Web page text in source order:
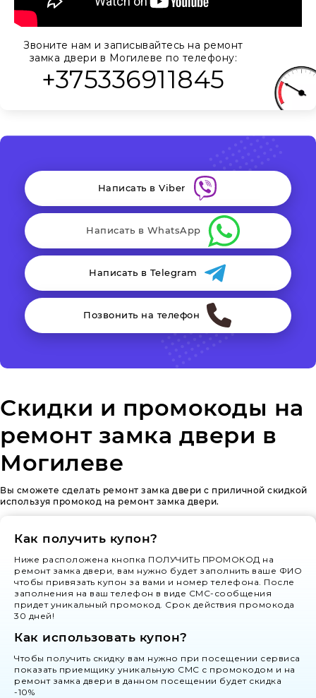
Звоните нам и записывайтесь на ремонт
замка двери в Могилеве по телефону:
+375336911845
Написать в Viber
Написать в WhatsApp
Написать в Telegram
Позвонить на телефон
Скидки и промокоды на
ремонт замка двери в
Могилеве
Вы сможете сделать ремонт замка двери с приличной скидкой
используя промокод на ремонт замка двери.
Как получить купон?
Ниже расположена кнопка ПОЛУЧИТЬ ПРОМОКОД на
ремонт замка двери, вам нужно будет заполнить ваше ФИО
чтобы привязать купон за вами и номер телефона. После
заполнения на ваш телефон в виде СМС-сообщения
придет уникальный промокод. Срок действия промокода
30 дней!
Как использовать купон?
Чтобы получить скидку вам нужно при посещении сервиса
показать приемщику уникальную СМС с промокодом и на
ремонт замка двери в данном посещении будет скидка
-10%